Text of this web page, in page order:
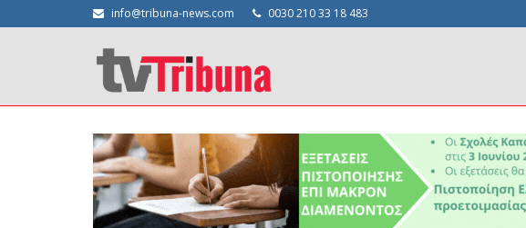
info@tribuna-news.com 0030 210 33 18 483